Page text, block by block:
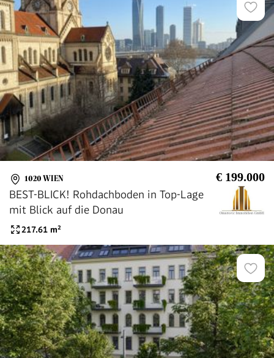
1020 WIEN € 199.000
BEST-BLICK! Rohdachboden in Top-Lage
mit Blick auf die Donau
217.61 m²